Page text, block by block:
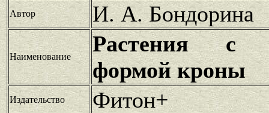
Автор И. А. Бондорина
Наименование
Растения с
формой кроны
Издательство Фитон+